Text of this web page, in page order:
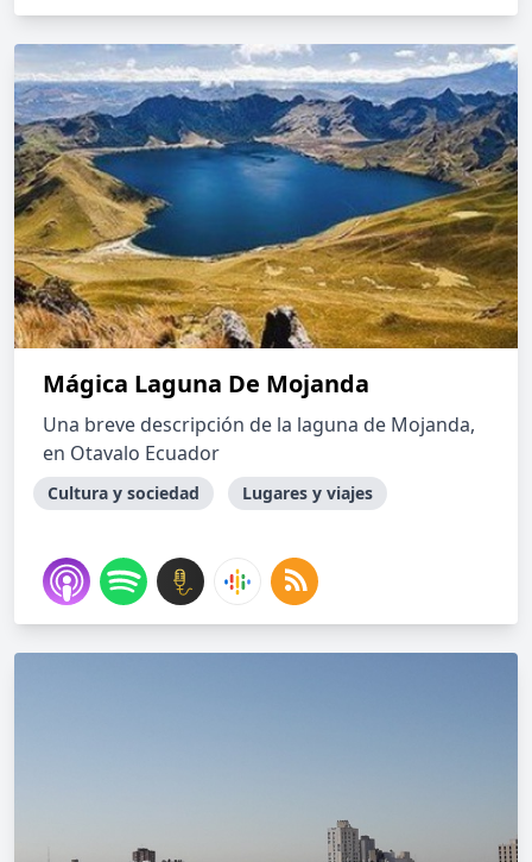
Mágica Laguna De Mojanda
Una breve descripción de la laguna de Mojanda,
en Otavalo Ecuador
Cultura y sociedad Lugares y viajes